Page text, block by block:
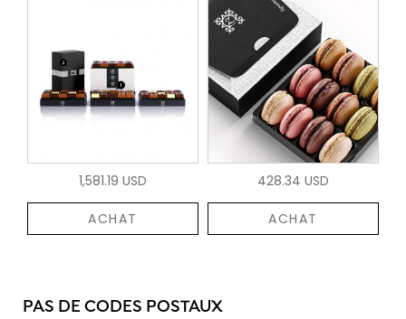
1,581.19 USD
ACHAT
428.34 USD
ACHAT
PAS DE CODES POSTAUX